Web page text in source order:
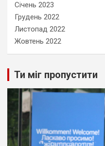
Січень 2023
Грудень 2022
Листопад 2022
Жовтень 2022
Ти міг пропустити